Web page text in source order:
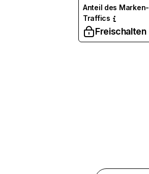
Anteil des Marken-
Traffics
Freischalten